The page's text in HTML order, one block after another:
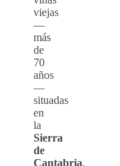
viejas
—
más
de
70
años
—
situadas
en
la
Sierra
de
Cantabria,